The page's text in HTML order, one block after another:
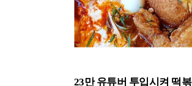
23만 유튜버 투입시켜 떡